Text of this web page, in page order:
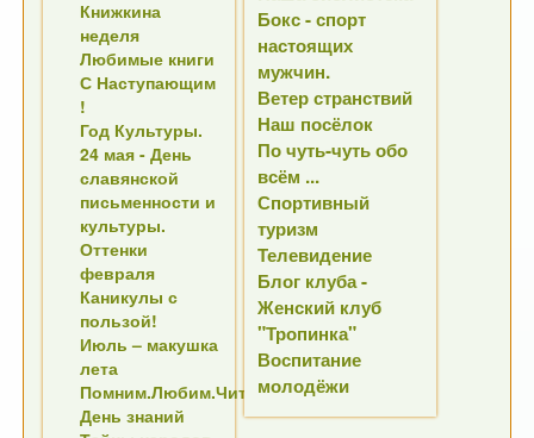
Книжкина
неделя
Любимые книги
С Наступающим
!
Год Культуры.
24 мая - День
славянской
письменности и
культуры.
Оттенки
февраля
Каникулы с
пользой!
Июль – макушка
лета
Помним.Любим.Читаем
День знаний
Бокс - спорт
настоящих
мужчин.
Ветер странствий
Наш посёлок
По чуть-чуть обо
всём ...
Спортивный
туризм
Телевидение
Блог клуба -
Женский клуб
"Тропинка"
Воспитание
молодёжи